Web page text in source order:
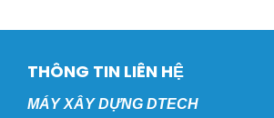
THÔNG TIN LIÊN HỆ
MÁY XÂY DỰNG DTECH